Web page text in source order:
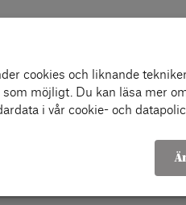
cookies och liknande
som möjligt. Du kan läsa mer
i vår cookie- och